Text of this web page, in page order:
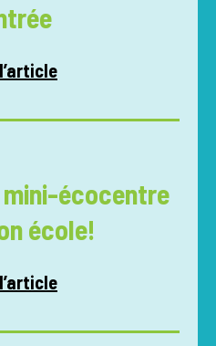
mini-écocentre
école!